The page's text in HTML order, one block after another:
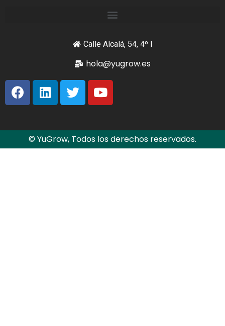
Calle Alcalá, 54, 4º I
hola@yugrow.es
© YuGrow, Todos los derechos reservados.